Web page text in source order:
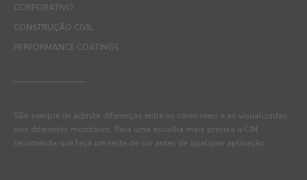
CORPORATIVO
CONSTRUÇÃO CIVIL
PERFORMANCE COATINGS
São sempre de admitir diferenças entre as cores reais e as visualizadas
nos diferentes monitores. Para uma escolha mais precisa a CIN
recomenda que faça um teste de cor antes de qualquer aplicação.